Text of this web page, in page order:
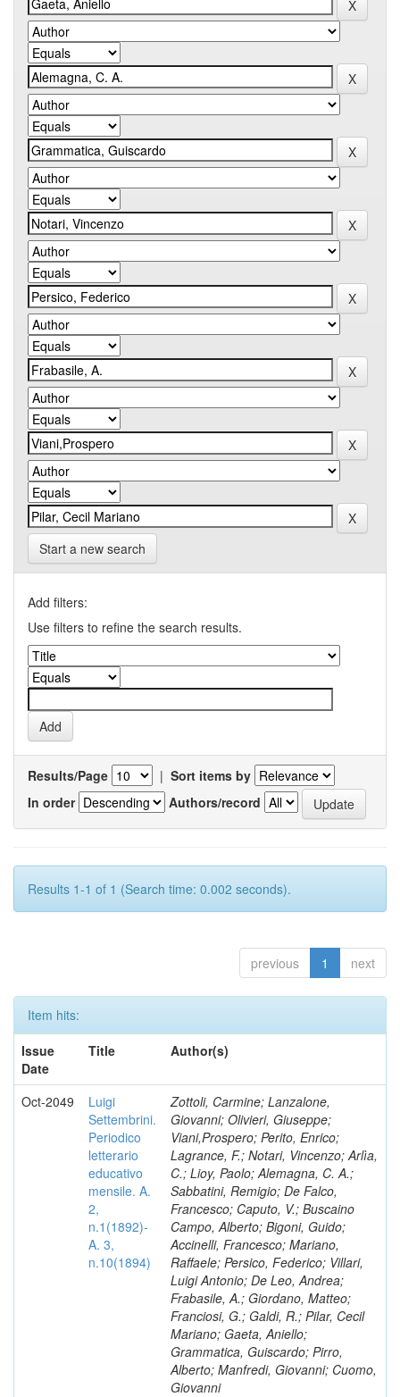
Start a new search
Add filters:
Use filters to refine the search results.
Results/Page | Sort items by
In order
Authors/record
Results 1-1 of 1 (Search time: 0.002 seconds).
previous 1 next
Item hits:
Issue
Date
Title Author(s)
Oct-2049
Luigi
Settembrini.
Periodico
letterario
educativo
mensile. A.
2,
n.1(1892)-
A. 3,
n.10(1894)
Zottoli, Carmine; Lanzalone,
Giovanni; Olivieri, Giuseppe;
Viani,Prospero; Perito, Enrico;
Lagrance, F.; Notari, Vincenzo; Arlìa,
C.; Lioy, Paolo; Alemagna, C. A.;
Sabbatini, Remigio; De Falco,
Francesco; Caputo, V.; Buscaino
Campo, Alberto; Bigoni, Guido;
Accinelli, Francesco; Mariano,
Raffaele; Persico, Federico; Villari,
Luigi Antonio; De Leo, Andrea;
Frabasile, A.; Giordano, Matteo;
Franciosi, G.; Galdi, R.; Pilar, Cecil
Mariano; Gaeta, Aniello;
Grammatica, Guiscardo; Pirro,
Alberto; Manfredi, Giovanni; Cuomo,
Giovanni